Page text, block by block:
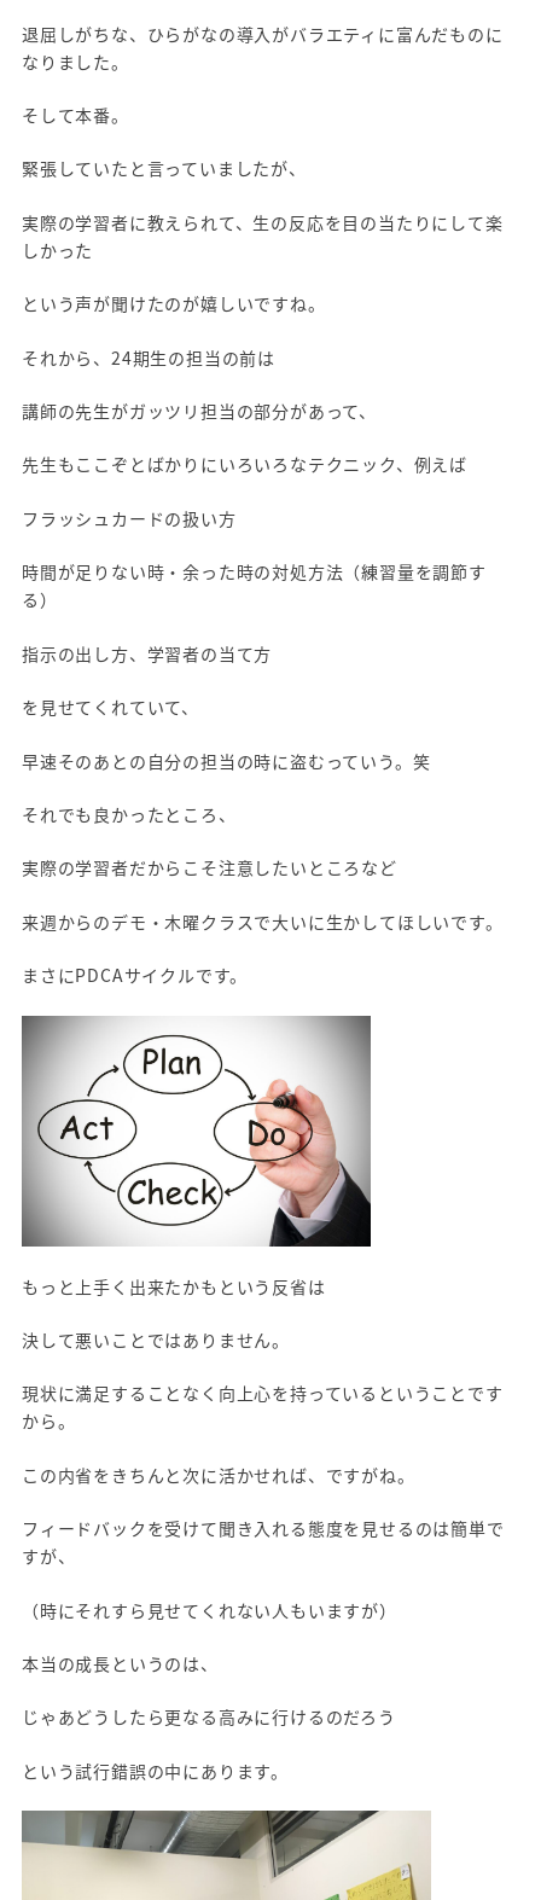
退屈しがちな、ひらがなの導入がバラエティに富んだものに
なりました。
そして本番。
緊張していたと言っていましたが、
実際の学習者に教えられて、生の反応を目の当たりにして楽
しかった
という声が聞けたのが嬉しいですね。
それから、24期生の担当の前は
講師の先生がガッツリ担当の部分があって、
先生もここぞとばかりにいろいろなテクニック、例えば
フラッシュカードの扱い方
時間が足りない時・余った時の対処方法（練習量を調節す
る）
指示の出し方、学習者の当て方
を見せてくれていて、
早速そのあとの自分の担当の時に盗むっていう。笑
それでも良かったところ、
実際の学習者だからこそ注意したいところなど
来週からのデモ・木曜クラスで大いに生かしてほしいです。
まさにPDCAサイクルです。
もっと上手く出来たかもという反省は
決して悪いことではありません。
現状に満足することなく向上心を持っているということです
から。
この内省をきちんと次に活かせれば、ですがね。
フィードバックを受けて聞き入れる態度を見せるのは簡単で
すが、
（時にそれすら見せてくれない人もいますが）
本当の成長というのは、
じゃあどうしたら更なる高みに行けるのだろう
という試行錯誤の中にあります。